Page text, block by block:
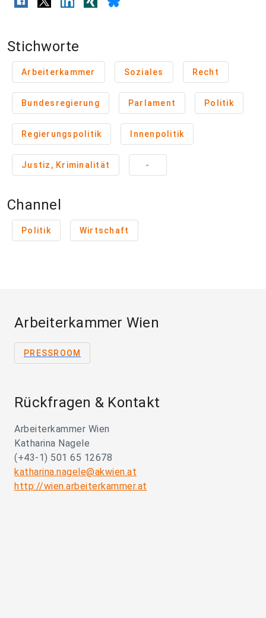
Stichworte
Arbeiterkammer Soziales Recht
Bundesregierung Parlament Politik
Regierungspolitik Innenpolitik
Justiz, Kriminalität -
Channel
Politik Wirtschaft
Arbeiterkammer Wien
PRESSROOM
Rückfragen & Kontakt
Arbeiterkammer Wien
Katharina Nagele
(+43-1) 501 65 12678
katharina.nagele@akwien.at
http://wien.arbeiterkammer.at